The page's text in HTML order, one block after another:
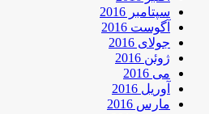
سپتامبر 2016
آگوست 2016
جولای 2016
ژوئن 2016
می 2016
آوریل 2016
مارس 2016